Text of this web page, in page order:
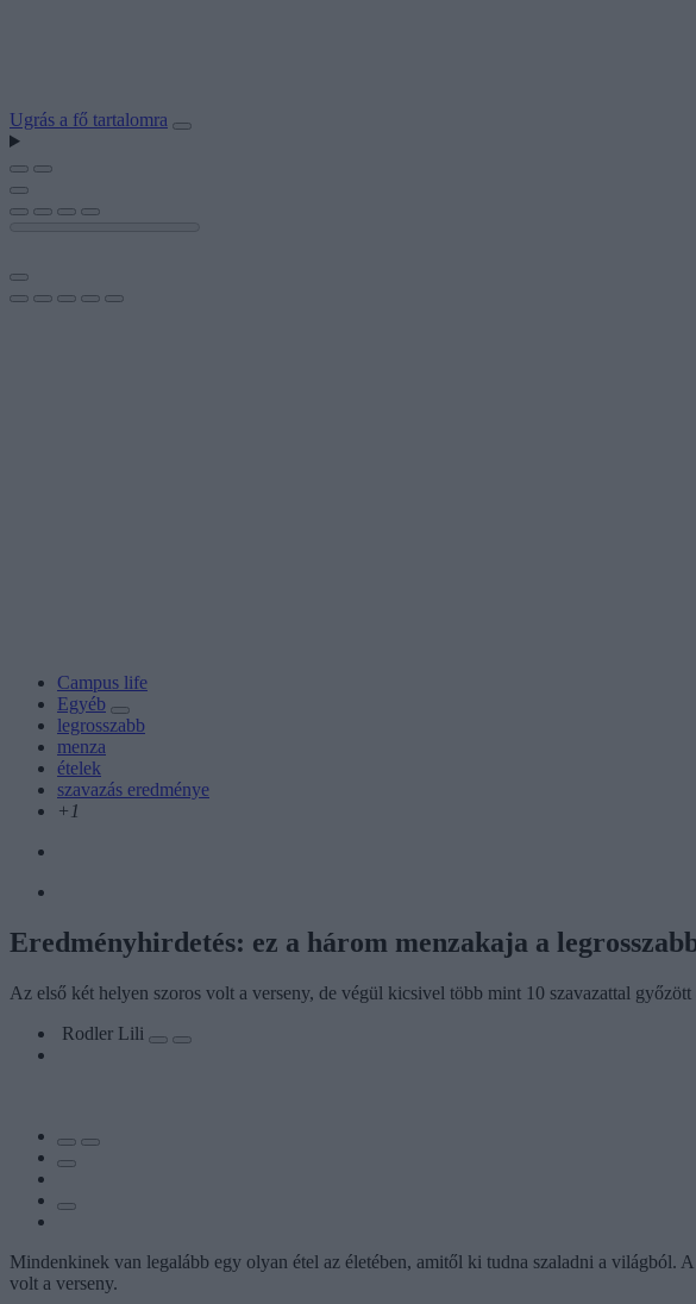
Ugrás a fő tartalomra
Campus life
Egyéb
legrosszabb
menza
ételek
szavazás eredménye
+1
Eredményhirdetés: ez a három menzakaja a
Az első két helyen szoros volt a verseny, de végül kicsivel több mint 10 szavazattal győzött
Rodler Lili
Mindenkinek van legalább egy olyan étel az életében, amitől ki tudna szaladni a világból.
volt a verseny.